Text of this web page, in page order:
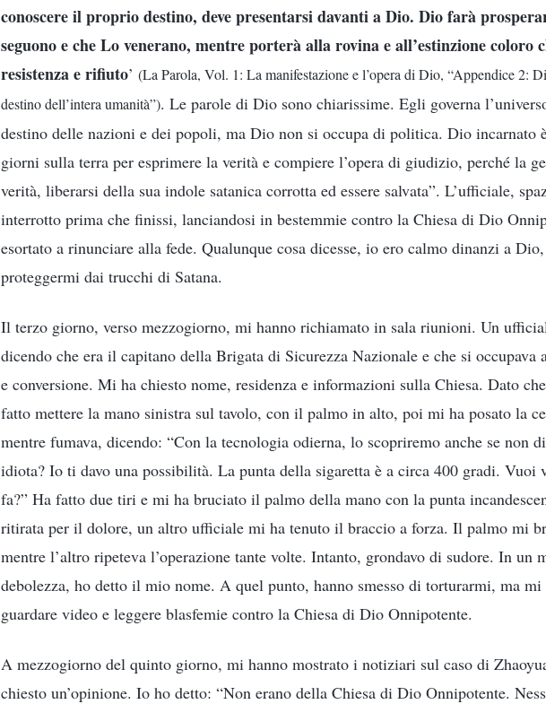
conoscere il proprio destino, deve presentarsi davanti a Dio. Dio farà
seguono e che Lo venerano, mentre porterà alla rovina e all’estinzione coloro
resistenza e rifiuto’ (La Parola, Vol. 1: La manifestazione e l’opera di Dio, “Appendice 2:
destino dell’intera umanità”). Le parole di Dio sono chiarissime. Egli governa
destino delle nazioni e dei popoli, ma Dio non si occupa di politica. Dio
giorni sulla terra per esprimere la verità e compiere l’opera di giudizio, perché la
verità, liberarsi della sua indole satanica corrotta ed essere salvata”. L’ufficiale,
interrotto prima che finissi, lanciandosi in bestemmie contro la Chiesa di Dio
esortato a rinunciare alla fede. Qualunque cosa dicesse, io ero calmo dinanzi a
proteggermi dai trucchi di Satana.
Il terzo giorno, verso mezzogiorno, mi hanno richiamato in sala riunioni. Un
dicendo che era il capitano della Brigata di Sicurezza Nazionale e che si occupava
e conversione. Mi ha chiesto nome, residenza e informazioni sulla Chiesa. Dato
fatto mettere la mano sinistra sul tavolo, con il palmo in alto, poi mi ha posato la
mentre fumava, dicendo: “Con la tecnologia odierna, lo scopriremo anche se non
idiota? Io ti davo una possibilità. La punta della sigaretta è a circa 400 gradi. Vuoi
fa?” Ha fatto due tiri e mi ha bruciato il palmo della mano con la punta
ritirata per il dolore, un altro ufficiale mi ha tenuto il braccio a forza. Il palmo mi
mentre l’altro ripeteva l’operazione tante volte. Intanto, grondavo di sudore. In un
debolezza, ho detto il mio nome. A quel punto, hanno smesso di torturarmi, ma
guardare video e leggere blasfemie contro la Chiesa di Dio Onnipotente.
A mezzogiorno del quinto giorno, mi hanno mostrato i notiziari sul caso di
chiesto un’opinione. Io ho detto: “Non erano della Chiesa di Dio Onnipotente.